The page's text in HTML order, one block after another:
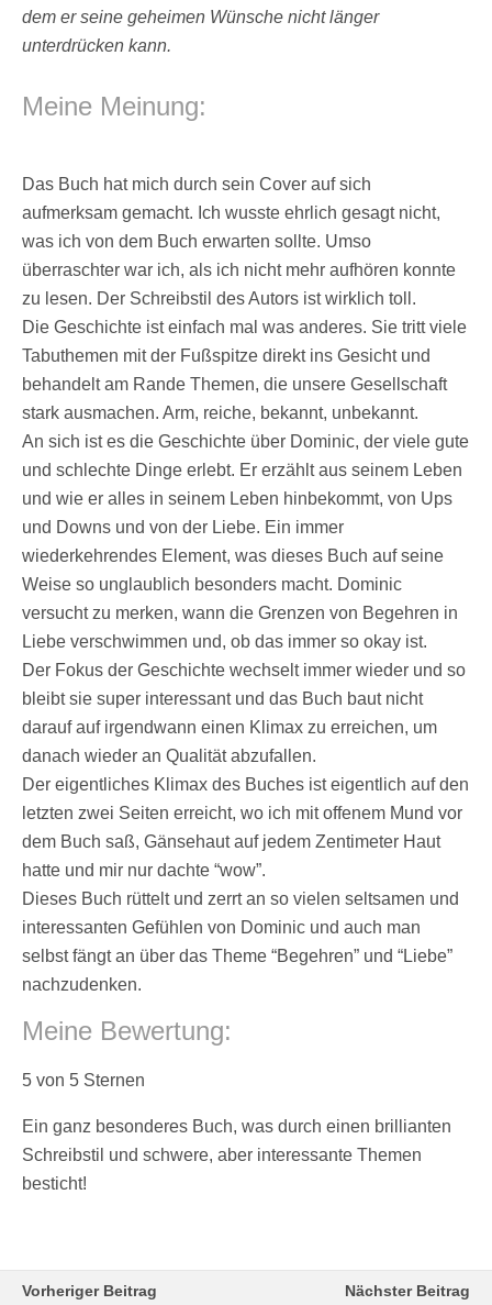
dem er seine geheimen Wünsche nicht länger
unterdrücken kann.
Meine Meinung:
Das Buch hat mich durch sein Cover auf sich
aufmerksam gemacht. Ich wusste ehrlich gesagt nicht,
was ich von dem Buch erwarten sollte. Umso
überraschter war ich, als ich nicht mehr aufhören konnte
zu lesen. Der Schreibstil des Autors ist wirklich toll.
Die Geschichte ist einfach mal was anderes. Sie tritt viele
Tabuthemen mit der Fußspitze direkt ins Gesicht und
behandelt am Rande Themen, die unsere Gesellschaft
stark ausmachen. Arm, reiche, bekannt, unbekannt.
An sich ist es die Geschichte über Dominic, der viele gute
und schlechte Dinge erlebt. Er erzählt aus seinem Leben
und wie er alles in seinem Leben hinbekommt, von Ups
und Downs und von der Liebe. Ein immer
wiederkehrendes Element, was dieses Buch auf seine
Weise so unglaublich besonders macht. Dominic
versucht zu merken, wann die Grenzen von Begehren in
Liebe verschwimmen und, ob das immer so okay ist.
Der Fokus der Geschichte wechselt immer wieder und so
bleibt sie super interessant und das Buch baut nicht
darauf auf irgendwann einen Klimax zu erreichen, um
danach wieder an Qualität abzufallen.
Der eigentliches Klimax des Buches ist eigentlich auf den
letzten zwei Seiten erreicht, wo ich mit offenem Mund vor
dem Buch saß, Gänsehaut auf jedem Zentimeter Haut
hatte und mir nur dachte “wow”.
Dieses Buch rüttelt und zerrt an so vielen seltsamen und
interessanten Gefühlen von Dominic und auch man
selbst fängt an über das Theme “Begehren” und “Liebe”
nachzudenken.
Meine Bewertung:
5 von 5 Sternen
Ein ganz besonderes Buch, was durch einen brillianten
Schreibstil und schwere, aber interessante Themen
besticht!
Vorheriger Beitrag
Nächster Beitrag